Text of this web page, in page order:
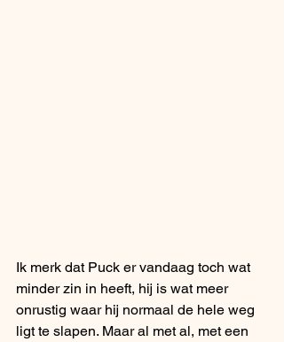
Ik merk dat Puck er vandaag toch wat
minder zin in heeft, hij is wat meer
onrustig waar hij normaal de hele weg
ligt te slapen. Maar al met al, met een